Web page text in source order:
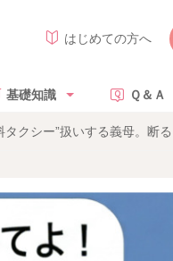
はじめての方へ
基礎知識 Ｑ＆Ａ
タクシー”扱いする義母。